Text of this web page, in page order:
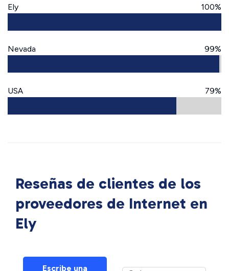
Ely 100%
Nevada 99%
USA 79%
Reseñas de clientes de los
proveedores de Internet en
Ely
Escribe una